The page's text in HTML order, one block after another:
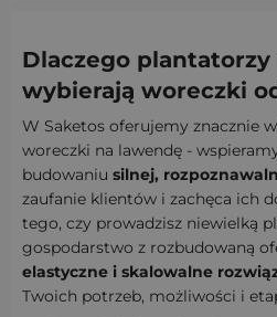
Dlaczego
wybierają woreczki
W Saketos oferujemy znacznie
woreczki na lawendę -
budowaniu silnej,
zaufanie klientów i zachęca ich
tego, czy prowadzisz niewielką
gospodarstwo z rozbudowaną
elastyczne i skalowalne
Twoich potrzeb, możliwości i